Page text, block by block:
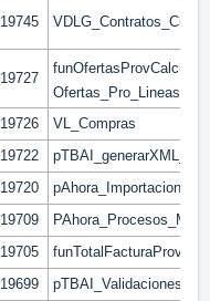
19745
19727
Ofertas_Pro_Lineas
19726
VL_Compras
19722
19720
19709
19705
19699